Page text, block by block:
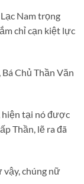
Nam trọng
chỉ cạn kiệt lực
Chủ Thần Văn
hiện tại nó được
Thần, lẽ ra đã
vậy, chúng nữ